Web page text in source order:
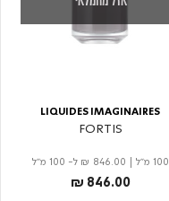
LIQUIDES IMAGINAIRES
FORTIS
100 מ"ל | ₪ 846.00 ל- 100 מ"ל
₪ 846.00